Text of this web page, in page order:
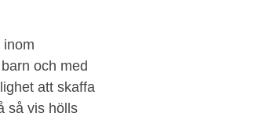
inom
och med
att skaffa
så vis hölls